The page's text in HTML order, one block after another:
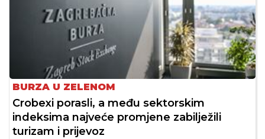
BURZA U ZELENOM
Crobexi porasli, a među sektorskim
indeksima najveće promjene zabilježili
turizam i prijevoz